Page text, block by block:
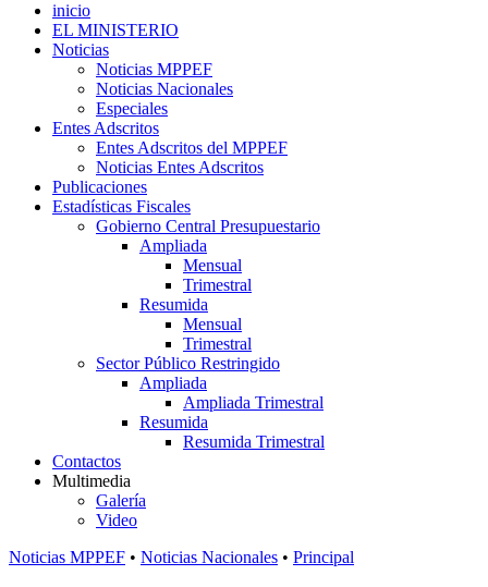
inicio
EL MINISTERIO
Noticias
Noticias MPPEF
Noticias Nacionales
Especiales
Entes Adscritos
Entes Adscritos del MPPEF
Noticias Entes Adscritos
Publicaciones
Estadísticas Fiscales
Gobierno Central Presupuestario
Ampliada
Mensual
Trimestral
Resumida
Mensual
Trimestral
Sector Público Restringido
Ampliada
Ampliada Trimestral
Resumida
Resumida Trimestral
Contactos
Multimedia
Galería
Video
Noticias MPPEF • Noticias Nacionales • Principal